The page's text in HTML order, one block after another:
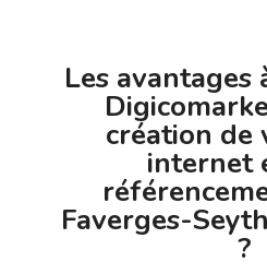
Les
création de
internet
Faverges-
?